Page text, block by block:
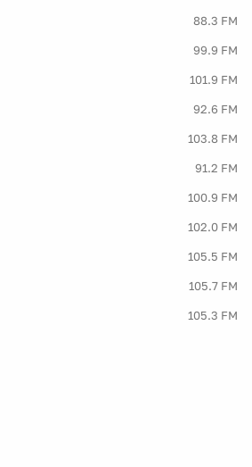
88.3 FM
99.9 FM
101.9 FM
92.6 FM
103.8 FM
91.2 FM
100.9 FM
102.0 FM
105.5 FM
105.7 FM
105.3 FM